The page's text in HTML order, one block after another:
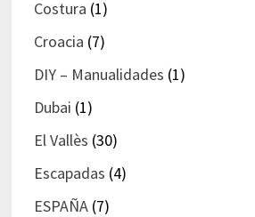
Costura (1)
Croacia (7)
DIY – Manualidades (1)
Dubai (1)
El Vallès (30)
Escapadas (4)
ESPAÑA(7)